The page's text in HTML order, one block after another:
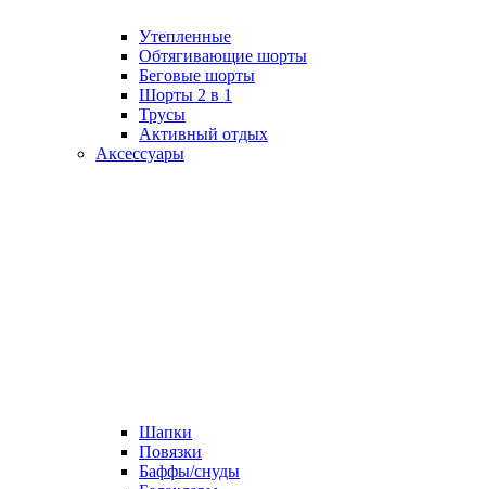
Утепленные
Обтягивающие шорты
Беговые шорты
Шорты 2 в 1
Трусы
Активный отдых
Аксессуары
Шапки
Повязки
Баффы/снуды